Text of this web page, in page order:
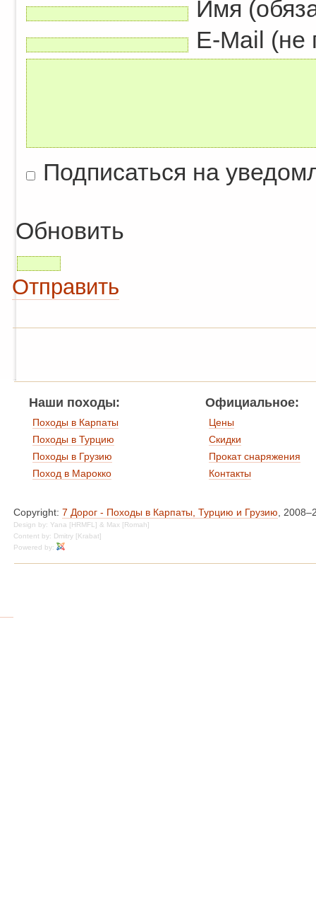
Имя
E-Mail (не
Подписаться на
Обновить
Отправить
Наши походы:
Походы в Карпаты
Походы в Турцию
Походы в Грузию
Поход в Марокко
Официальное:
Цены
Скидки
Прокат снаряжения
Контакты
Copyright: 7 Дорог - Походы в Карпаты, Турцию и Грузию,
Design by: Yana [HRMFL] & Max [Romah]
Content by: Dmitry [Krabat]
Powered by: